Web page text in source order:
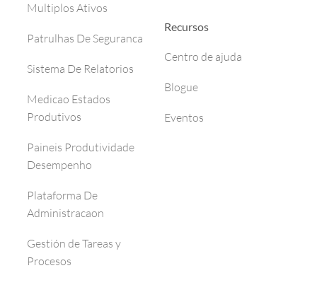
Multiplos Ativos
Patrulhas De Seguranca
Sistema De Relatorios
Medicao Estados
Produtivos
Paineis Produtividade
Desempenho
Plataforma De
Administracaon
Gestión de Tareas y
Procesos
Recursos
Centro de ajuda
Blogue
Eventos